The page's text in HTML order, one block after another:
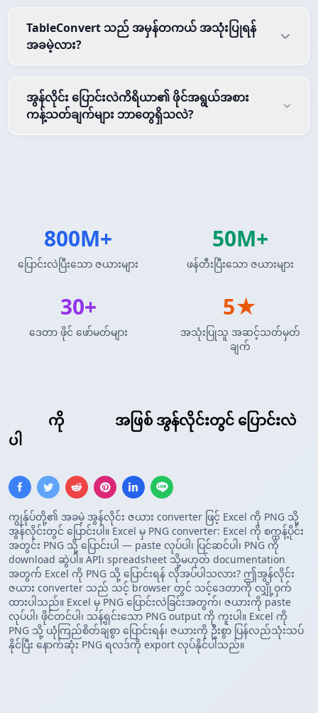
ကို
အဖြစ် အွန်လိုင်းတွင် ပြောင်းလဲ
ပါ
ကျွန်ုပ်တို့၏ အခမဲ့ အွန်လိုင်း ဇယား converter ဖြင့် Excel ကို PNG သို့
အွန်လိုင်းတွင် ပြောင်းပါ။ Excel မှ PNG converter: Excel ကို စက္ကန့်ပိုင်း
အတွင်း PNG သို့ ပြောင်းပါ — paste လုပ်ပါ၊ ပြင်ဆင်ပါ၊ PNG ကို
download ဆွဲပါ။ API၊ spreadsheet သို့မဟုတ် documentation
အတွက် Excel ကို PNG သို့ ပြောင်းရန် လိုအပ်ပါသလား? ဤအွန်လိုင်း
ဇယား converter သည် သင့် browser တွင် သင့်ဒေတာကို လျှို့ဝှက်
ထားပါသည်။ Excel မှ PNG ပြောင်းလဲခြင်းအတွက်၊ ဇယားကို paste
လုပ်ပါ၊ ဖိုင်တင်ပါ၊ သန့်ရှင်းသော PNG output ကို ကူးပါ။ Excel ကို
PNG သို့ ယုံကြည်စိတ်ချစွာ ပြောင်းရန်၊ ဇယားကို ဦးစွာ ပြန်လည်သုံးသပ်
နိုင်ပြီး နောက်ဆုံး PNG ရလဒ်ကို export လုပ်နိုင်ပါသည်။
TableConvert သည် အမှန်တကယ် အသုံးပြုရန်
အခမဲ့လား?
အွန်လိုင်း ပြောင်းလဲကိရိယာ၏ ဖိုင်အရွယ်အစား
ကန့်သတ်ချက်များ ဘာတွေရှိသလဲ?
800M+
ပြောင်းလဲပြီးသော ဇယားများ
50M+
ဖန်တီးပြီးသော ဇယားများ
30+
ဒေတာ ဖိုင် ဖော်မတ်များ
5★
အသုံးပြုသူ အဆင့်သတ်မှတ်
ချက်